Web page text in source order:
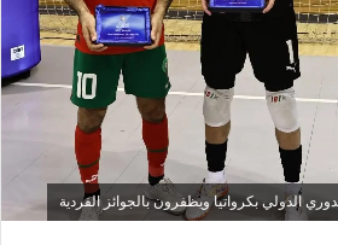
الدولي بكرواتيا ويظفرون بالجوائز الفردية